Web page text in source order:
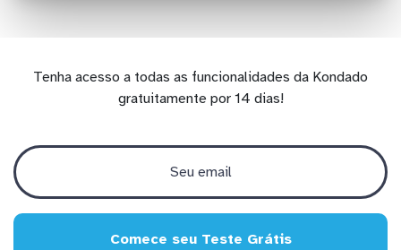
Tenha acesso a todas as funcionalidades da Kondado
gratuitamente por 14 dias!
Comece seu Teste Grátis